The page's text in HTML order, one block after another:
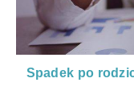
Spadek po